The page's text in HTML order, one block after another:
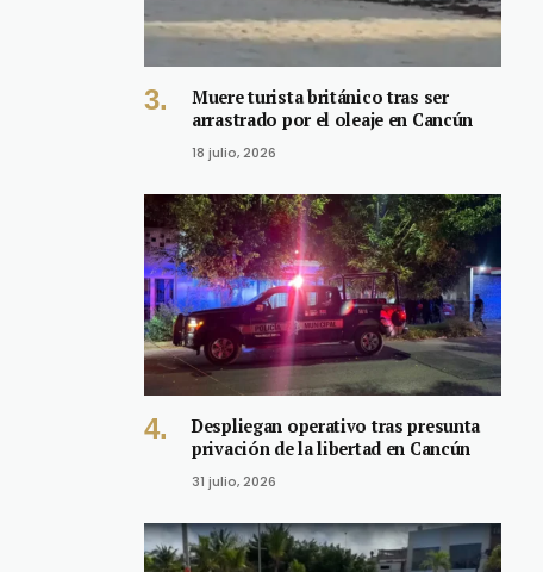
Muere turista británico tras ser
arrastrado por el oleaje en Cancún
18 julio, 2026
Despliegan operativo tras presunta
privación de la libertad en Cancún
31 julio, 2026